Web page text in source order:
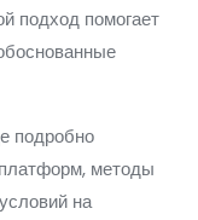
подход помогает
подробно
методы
на